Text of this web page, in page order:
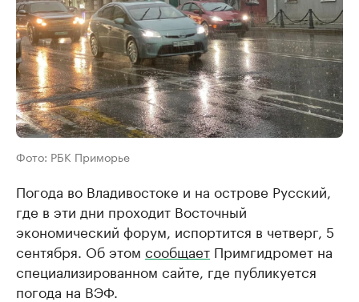
Фото: РБК Приморье
Погода во Владивостоке и на острове Русский,
где в эти дни проходит Восточный
экономический форум, испортится в четверг, 5
сентября. Об этом сообщает Примгидромет на
специализированном сайте, где публикуется
погода на ВЭФ.